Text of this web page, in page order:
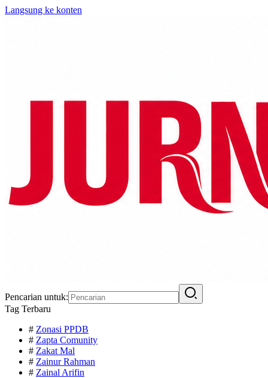
Langsung ke konten
Pencarian untuk:
Tag Terbaru
# Zonasi PPDB
# Zapta Comunity
# Zakat Mal
# Zainur Rahman
# Zainal Arifin